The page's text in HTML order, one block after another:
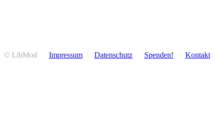
© LibMod Impressum Daten­schutz Spenden! Kontakt